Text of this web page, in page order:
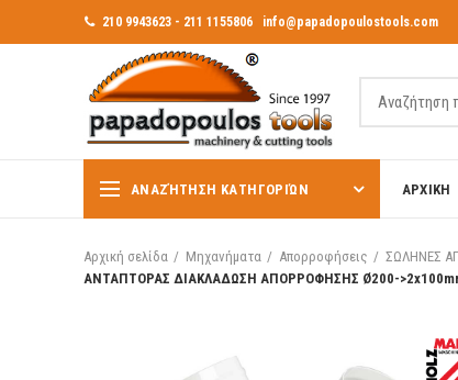
210 9943623 - 211 1155806 info@papadopoulostools.com
ΑΝΑΖΉΤΗΣΗ ΚΑΤΗΓΟΡΙΏΝ ΑΡΧΙΚΗ
Αρχική σελίδα Μηχανήματα Απορροφήσεις
ΣΩΛΗΝΕΣ
ΑΝΤΑΠΤΟΡΑΣ ΔΙΑΚΛΑΔΩΣΗ ΑΠΟΡΡΟΦΗΣΗΣ Ø200-